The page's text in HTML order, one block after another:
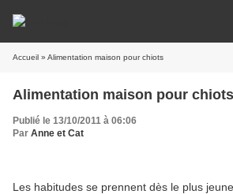
Accueil » Alimentation maison pour chiots
Alimentation maison pour chiots
Publié le 13/10/2011 à 06:06
Par Anne et Cat
Les habitudes se prennent dès le plus